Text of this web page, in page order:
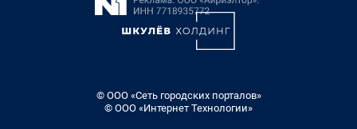
© ООО «Сеть городских порталов»
© ООО «Интернет Технологии»